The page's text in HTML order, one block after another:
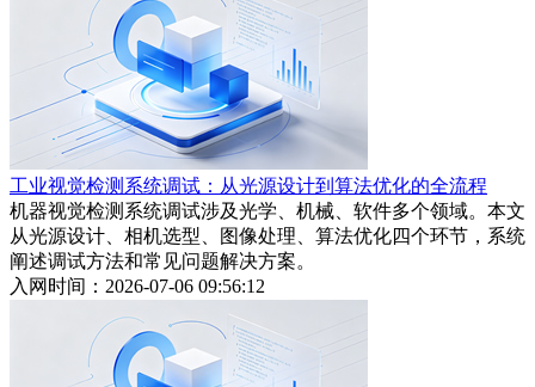
工业视觉检测系统调试：从光源设计到算法优化的全流程
机器视觉检测系统调试涉及光学、机械、软件多个领域。本文
从光源设计、相机选型、图像处理、算法优化四个环节，系统
阐述调试方法和常见问题解决方案。
入网时间：2026-07-06 09:56:12